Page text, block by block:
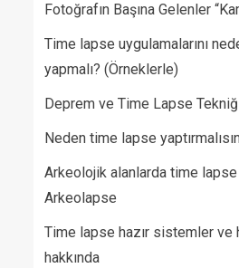
Fotoğrafın Başına Gelenler
Time lapse uygulamalarını
yapmalı? (Örneklerle)
Deprem ve Time Lapse
Neden time lapse
Arkeolojik alanlarda time lapse
Arkeolapse
Time lapse hazır sistemler ve
hakkında